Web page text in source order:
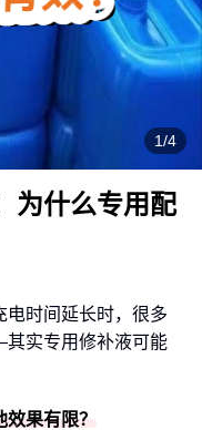
1/4
为什么专用配
电时间延长时，很多
实专用修补液可能
果有限？